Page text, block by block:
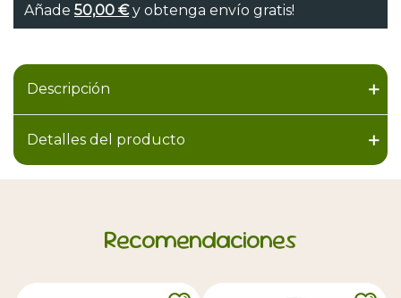
Añade 50,00 €y obtenga envío gratis!
Descripción
Detalles del producto
Recomendaciones